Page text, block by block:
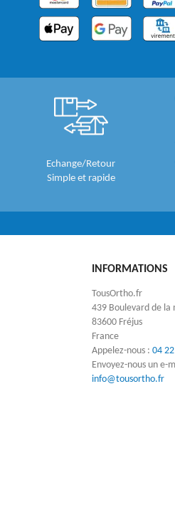
Echange/Retour
Simple et rapide
INFORMATIONS
TousOrtho.fr
439 Boulevard de la
83600 Fréjus
France
Appelez-nous : 04
Envoyez-nous un e-
info@tousortho.fr